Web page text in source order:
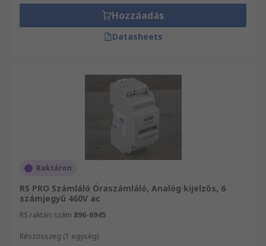
Hozzáadás
Datasheets
Raktáron
RS PRO Számláló Óraszámláló, Analóg kijelzős, 6
számjegyű 460V ac
RS raktári szám 896-6945
Részösszeg (1 egység)